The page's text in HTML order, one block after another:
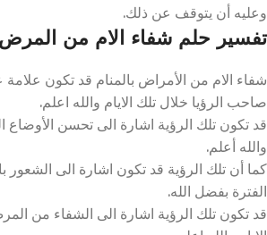
وعليه أن يتوقف عن ذلك.
تفسير حلم شفاء الام من
شفاء الام من الأمراض بالمنام قد تكون
صاحب الرؤيا خلال تلك الايام والله اعلم.
قد تكون تلك الرؤية اشارة الى تحسن الأوضاع
والله أعلم.
كما أن تلك الرؤية قد تكون اشارة الى الشعور
الفترة بفضل الله.
قد تكون تلك الرؤية اشارة الى الشفاء من